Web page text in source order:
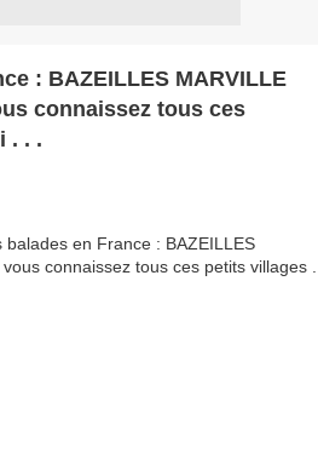
: BAZEILLES MARVILLE
connaissez tous ces
. . .